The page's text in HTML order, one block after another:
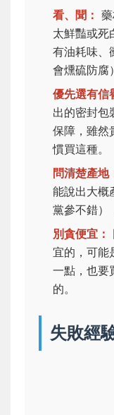
看、聞：
太鮮豔或死
有油耗味、
會燻硫防腐
優先選有信
出的密封包
保障，雖然
慣買這種。
問清楚產地
能說出大概
黨參不錯）
別貪便宜：
宜的，可能
一點，也要
的。
失敗經